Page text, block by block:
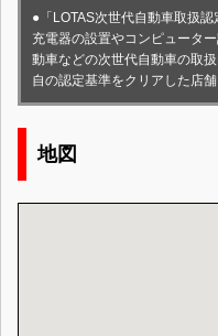
●「LOTAS次世代自動車取扱
充電器の設置やコンピュータ
動車などの次世代自動車の取
自の認定基準をクリアした店舗
地図